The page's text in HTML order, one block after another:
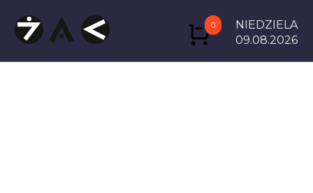
0
NIEDZIELA
09.08.2026